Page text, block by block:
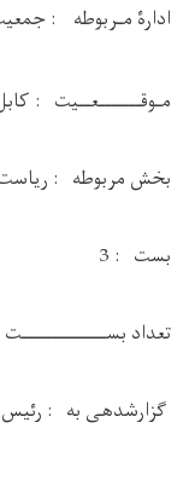
ادارۀ مـربوطه :
مـوقـــــــعــيت :
بخش مربوطه :
بست : 3
تعداد
گزارشدهی به : رئیس